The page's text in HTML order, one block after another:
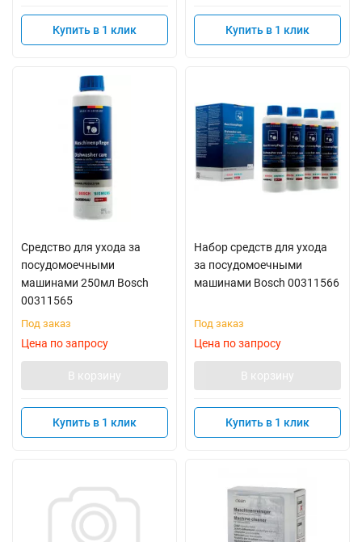
Купить в 1 клик Купить в 1 клик
Средство для ухода за
посудомоечными
машинами 250мл Bosch
00311565
Под заказ
Цена по запросу
В корзину
Купить в 1 клик
Набор средств для ухода
за посудомоечными
машинами Bosch 00311566
Под заказ
Цена по запросу
В корзину
Купить в 1 клик